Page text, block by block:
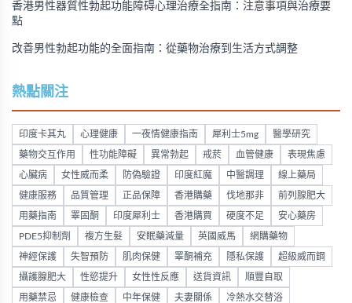
香港男性器質性勃起功能障碍心理治療全指南：注意事項與治療要
點
改善男性勃起功能的全面指南：從藥物治療到生活方式調整
熱點關注
印度卡其丸 心理健康 一夜情健康指南 犀利士5mg 醫學研究
藥物交互作用 性功能障礙 異常勃起 戒菸 血管健康 表現焦慮
心臟病 女性威而柔 防偽驗證 印度紅魔 中醫調理 線上藥局
健康服務 品質管理 正品保障 香港購藥 伐地那非 前列腺肥大
用藥指南 睪固酮 印度犀利士 香港購買 硬度不足 安心藥房
PDE5抑制劑 複方生髮 安眠藥減量 英國威馬 網購藥物
神經保護 失智預防 肌肉保健 睪酮補充 隱私保護 超級威而鋼
攝護腺肥大 性慾提升 女性性反應 送貨資訊 順豐自取
用藥禁忌 健康檢查 中年保健 夫妻關係 冷熱水交替浴